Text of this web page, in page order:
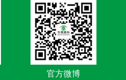
官方微博